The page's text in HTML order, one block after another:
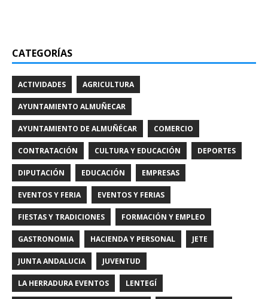
CATEGORÍAS
ACTIVIDADES AGRICULTURA
AYUNTAMIENTO ALMUÑECAR
AYUNTAMIENTO DE ALMUÑÉCAR COMERCIO
CONTRATACIÓN CULTURA Y EDUCACIÓN DEPORTES
DIPUTACIÓN EDUCACIÓN EMPRESAS
EVENTOS Y FERIA EVENTOS Y FERIAS
FIESTAS Y TRADICIONES FORMACIÓN Y EMPLEO
GASTRONOMIA HACIENDA Y PERSONAL JETE
JUNTA ANDALUCIA JUVENTUD
LA HERRADURA EVENTOS LENTEGÍ